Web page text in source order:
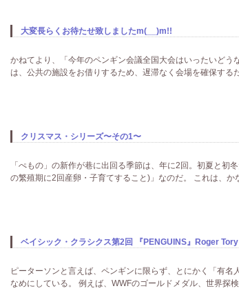
大変長らくお待たせ致しましたm(__)m!!
かねてより、「今年のペンギン会議全国大会はいったいど
は、公共の施設をお借りするため、遅滞なく会場を確保す
クリスマス・シリーズ〜その1〜
「ぺもの」の新作が巷に出回る季節は、年に2回。初夏と
の繁殖期に2回産卵・子育てすること)」なのだ。 これは、
ベイシック・クラシクス第2回 『PENGUINS』Roger
ピーターソンと言えば、ペンギンに限らず、とにかく「有
なめにしている。 例えば、WWFのゴールドメダル、世界